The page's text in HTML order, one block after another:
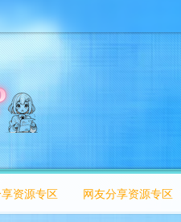
资源专区 网友分享资源专区